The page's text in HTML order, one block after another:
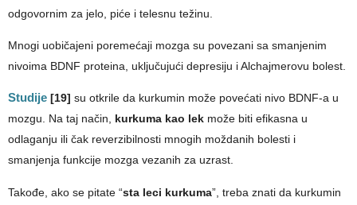
odgovornim za jelo, piće i telesnu težinu.
Mnogi uobičajeni poremećaji mozga su povezani sa smanjenim
nivoima BDNF proteina, uključujući depresiju i Alchajmerovu bolest.
Studije [19] su otkrile da kurkumin može povećati nivo BDNF-a u
mozgu. Na taj način, kurkuma kao lek može biti efikasna u
odlaganju ili čak reverzibilnosti mnogih moždanih bolesti i
smanjenja funkcije mozga vezanih za uzrast.
Takođe, ako se pitate “sta leci kurkuma”, treba znati da kurkumin